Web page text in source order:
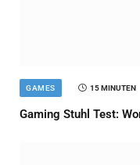
GAMES 15 MINUTEN
Gaming Stuhl Test: